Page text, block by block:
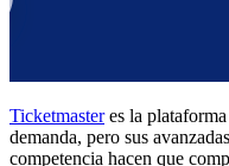
Ticketmasteres la
demanda, pero sus
competencia hacen que